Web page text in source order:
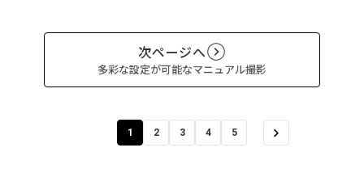
次ページへ
多彩な設定が可能なマニュアル撮影
1 2 3 4 5